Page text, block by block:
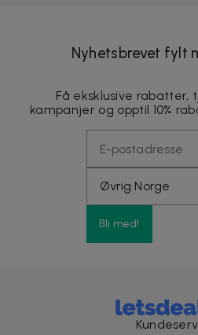
Nyhetsbrevet fylt
Få eksklusive rabatter,
kampanjer og opptil 10%
Bli med!